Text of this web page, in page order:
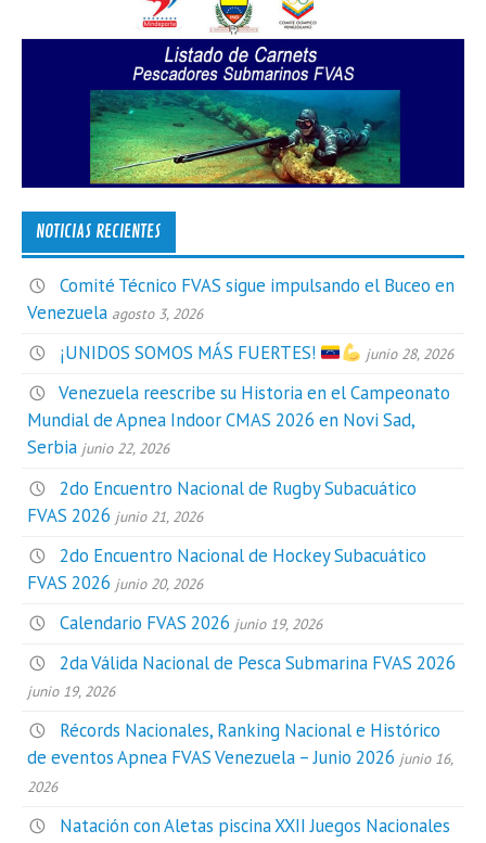
NOTICIAS RECIENTES
Comité Técnico FVAS sigue impulsando el Buceo en
Venezuela agosto 3, 2026
¡UNIDOS SOMOS MÁS FUERTES! junio 28, 2026
Venezuela reescribe su Historia en el Campeonato
Mundial de Apnea Indoor CMAS 2026 en Novi Sad,
Serbia junio 22, 2026
2do Encuentro Nacional de Rugby Subacuático
FVAS 2026 junio 21, 2026
2do Encuentro Nacional de Hockey Subacuático
FVAS 2026 junio 20, 2026
Calendario FVAS 2026 junio 19, 2026
2da Válida Nacional de Pesca Submarina FVAS 2026
junio 19, 2026
Récords Nacionales, Ranking Nacional e Histórico
de eventos Apnea FVAS Venezuela – Junio 2026 junio 16,
2026
Natación con Aletas piscina XXII Juegos Nacionales